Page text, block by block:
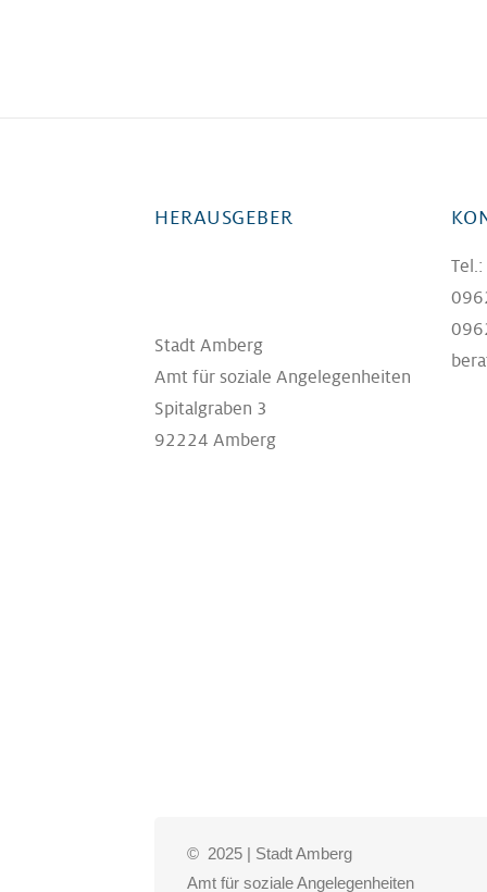
HERAUSGEBER
Stadt Amberg
Amt für soziale Angelegenheiten
Spitalgraben 3
92224 Amberg
© 2025 | Stadt Amberg
Amt für soziale Angelegenheiten